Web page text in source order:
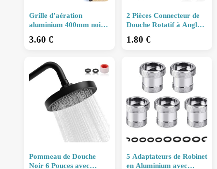
Grille d’aération
aluminium 400mm noire
imperméable et
3.60 €
2 Pièces Connecteur de
Douche Rotatif à Angle
en Cuivre et Acier
1.80 €
Pommeau de Douche
Noir 6 Pouces avec
5 Adaptateurs de Robinet
en Aluminium avec